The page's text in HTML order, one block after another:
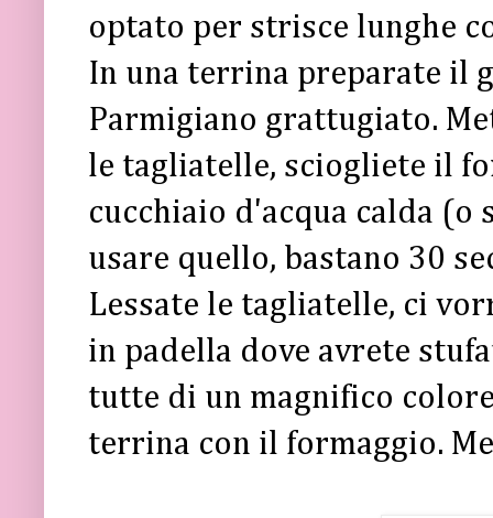
optato per strisce lunghe
In una terrina preparate il
Parmigiano grattugiato.
le tagliatelle, sciogliete il
cucchiaio d'acqua calda (o
usare quello, bastano 30
Lessate le tagliatelle, ci
in padella dove avrete
tutte di un magnifico
terrina con il formaggio.